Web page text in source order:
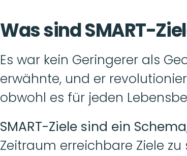
Was sind SMART-
Es war kein Geringerer als
erwähnte, und er
obwohl es für jeden
SMART-Ziele sind ein Schema
Zeitraum erreichbare Ziele